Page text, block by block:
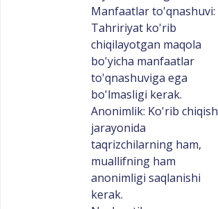
Manfaatlar to'qnashuvi:
Tahririyat ko'rib
chiqilayotgan maqola
bo'yicha manfaatlar
to'qnashuviga ega
bo'lmasligi kerak.
Anonimlik: Ko'rib chiqish
jarayonida
taqrizchilarning ham,
muallifning ham
anonimligi saqlanishi
kerak.